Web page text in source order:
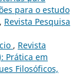
para o estudo
, Revista Pesquisa
, Revista
Prática em
Filosóficos,